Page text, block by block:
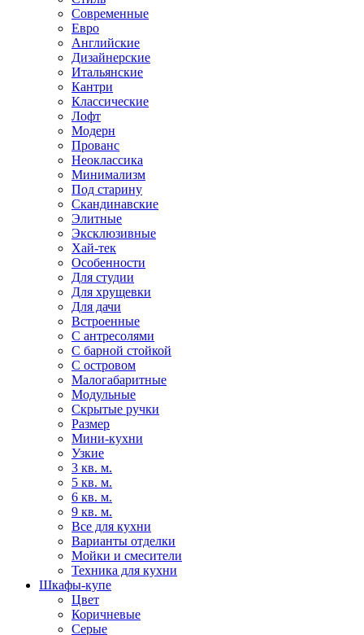
Современные
Евро
Английские
Дизайнерские
Итальянские
Кантри
Классические
Лофт
Модерн
Прованс
Неоклассика
Минимализм
Под старину
Скандинавские
Элитные
Эксклюзивные
Хай-тек
Особенности
Для студии
Для хрущевки
Для дачи
Встроенные
С антресолями
С барной стойкой
С островом
Малогабаритные
Модульные
Скрытые ручки
Размер
Мини-кухни
Узкие
3 кв. м.
5 кв. м.
6 кв. м.
9 кв. м.
Все для кухни
Варианты отделки
Мойки и смесители
Техника для кухни
Шкафы-купе
Цвет
Коричневые
Серые